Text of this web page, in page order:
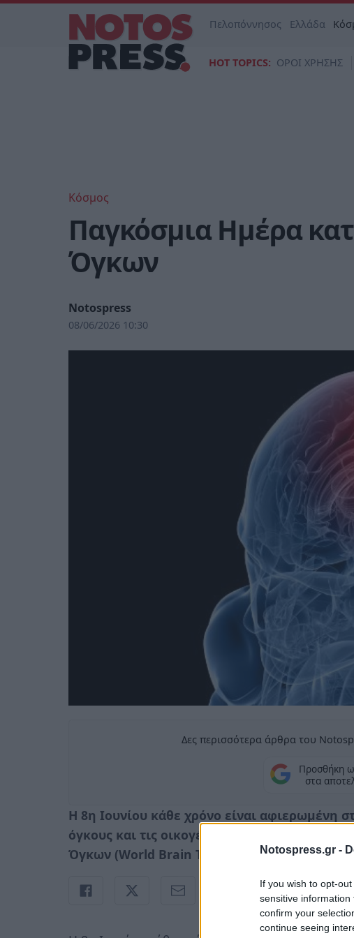
Notospress.gr -
If you wish to opt-
sensitive
confirm your
continue seeing
Πελοπόννησος Ελλάδα
HOT TOPICS: ΟΡΟΙ ΧΡΗΣΗΣ
Κόσμος
Παγκόσμια Ημέρα
Όγκων
Notospress
08/06/2026 10:30
Δες περισσότερα άρθρα του
Προσθήκη
στα
Η 8η Ιουνίου κάθε χρόνο είναι αφιερωμένη
όγκους και τις οικογένειές τους. Η
Όγκων (World Brain Tumor Day)